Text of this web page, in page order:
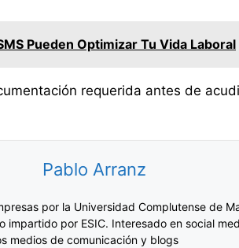
Pueden Optimizar Tu Vida Laboral
requerida antes de
Pablo Arranz
por la Universidad Complutense de
impartido por ESIC. Interesado en social
medios de comunicación y blogs